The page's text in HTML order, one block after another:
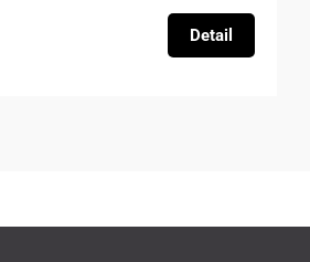
Detail